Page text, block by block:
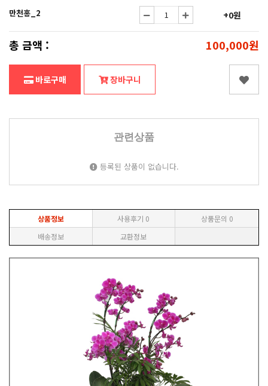
만천홍_2 +0원
총 금액 : 100,000원
바로구매 장바구니
관련상품
등록된 상품이 없습니다.
상품정보 사용후기 0 상품문의 0
배송정보
교환정보